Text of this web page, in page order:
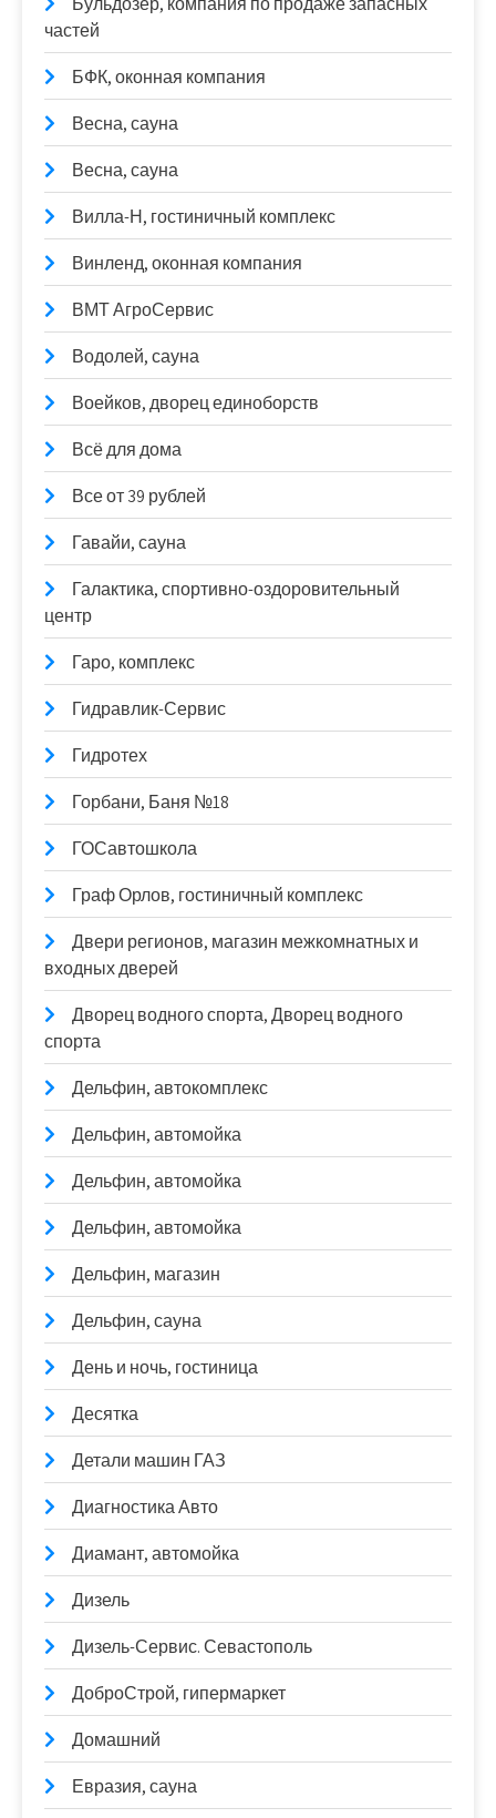
частей
БФК, оконная компания
Весна, сауна
Весна, сауна
Вилла-Н, гостиничный комплекс
Винленд, оконная компания
ВМТ АгроСервис
Водолей, сауна
Воейков, дворец единоборств
Всё для дома
Все от 39 рублей
Гавайи, сауна
Галактика, спортивно-оздоровительный
центр
Гаро, комплекс
Гидравлик-Сервис
Гидротех
Горбани, Баня №18
ГОСавтошкола
Граф Орлов, гостиничный комплекс
Двери регионов, магазин межкомнатных и
входных дверей
Дворец водного спорта, Дворец водного
спорта
Дельфин, автокомплекс
Дельфин, автомойка
Дельфин, автомойка
Дельфин, автомойка
Дельфин, магазин
Дельфин, сауна
День и ночь, гостиница
Десятка
Детали машин ГАЗ
Диагностика Авто
Диамант, автомойка
Дизель
Дизель-Сервис. Севастополь
ДоброСтрой, гипермаркет
Домашний
Евразия, сауна